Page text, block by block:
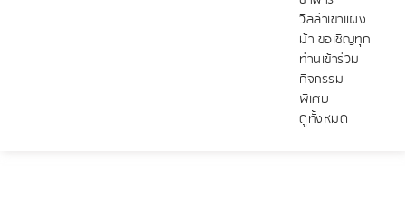
วิลล่าเขาแผง
ม้า ขอเชิญทุก
ท่านเข้าร่วม
กิจกรรม
พิเศษ
ดูทั้งหมด